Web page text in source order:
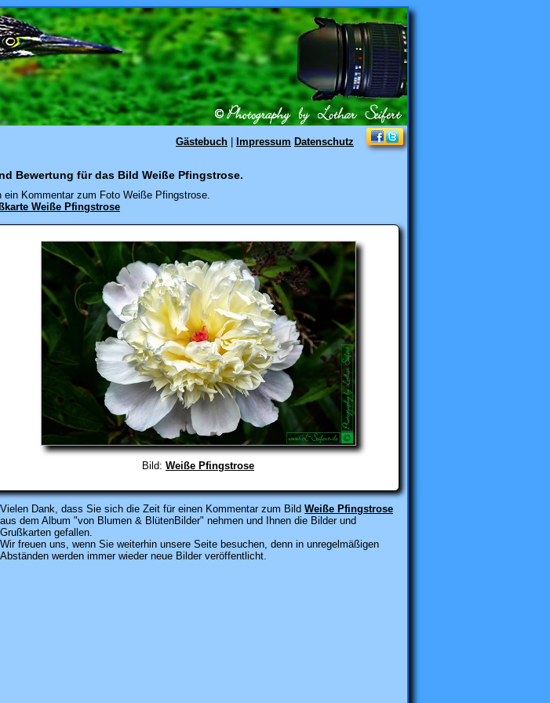
Gästebuch Impressum Datenschutz
Bewertung für das Bild Weiße Pfingstrose.
Kommentar zum Foto Weiße Pfingstrose.
Weiße Pfingstrose
Bild: Weiße Pfingstrose
Vielen Dank, dass Sie sich die Zeit für einen Kommentar zum Bild Weiße Pfingstrose
aus dem Album "von Blumen & BlütenBilder" nehmen und Ihnen die Bilder und
Grußkarten gefallen.
Wir freuen uns, wenn Sie weiterhin unsere Seite besuchen, denn in unregelmäßigen
Abständen werden immer wieder neue Bilder veröffentlicht